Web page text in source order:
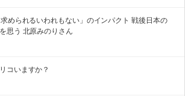
められるいわれもない」のインパクト 戦後日本の
思う 北原みのりさん
コいますか？